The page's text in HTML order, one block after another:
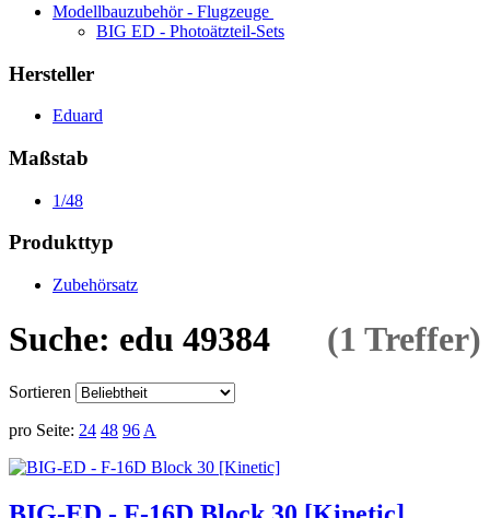
Modellbauzubehör - Flugzeuge
BIG ED - Photoätzteil-Sets
Hersteller
Eduard
Maßstab
1/48
Produkttyp
Zubehörsatz
Suche: edu 49384 (1 Treffer)
Sortieren
pro Seite: 24 48 96 A